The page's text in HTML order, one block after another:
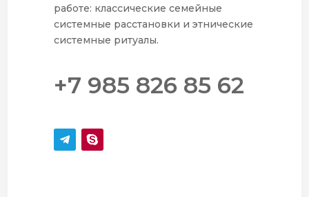
работе: классические семейные
системные расстановки и этнические
системные ритуалы.
+7 985 826 85 62